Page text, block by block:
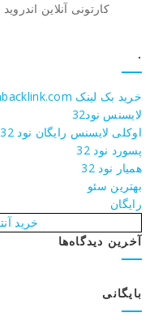
کارتونی آنلاین اندروید
.
خرید بک لینک behtarinbacklink.com
لایسنس نود32
اوکلی لایسنس رایگان نود 32
پسورد نود 32
همیار نود 32
بهترین سئو
رایگان
خرید
آخرین دیدگاه‌ها
بایگانی